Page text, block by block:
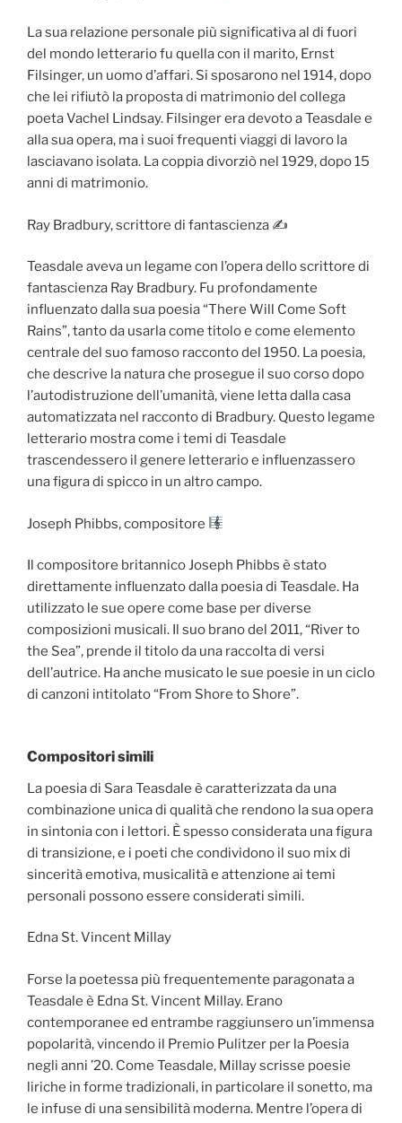
La sua relazione personale più significativa al di fuori
del mondo letterario fu quella con il marito, Ernst
Filsinger, un uomo d’affari. Si sposarono nel 1914, dopo
che lei rifiutò la proposta di matrimonio del collega
poeta Vachel Lindsay. Filsinger era devoto a Teasdale e
alla sua opera, ma i suoi frequenti viaggi di lavoro la
lasciavano isolata. La coppia divorziò nel 1929, dopo 15
anni di matrimonio.
Ray Bradbury, scrittore di fantascienza ✍ ️
Teasdale aveva un legame con l’opera dello scrittore di
fantascienza Ray Bradbury. Fu profondamente
influenzato dalla sua poesia “There Will Come Soft
Rains”, tanto da usarla come titolo e come elemento
centrale del suo famoso racconto del 1950. La poesia,
che descrive la natura che prosegue il suo corso dopo
l’autodistruzione dell’umanità, viene letta dalla casa
automatizzata nel racconto di Bradbury. Questo legame
letterario mostra come i temi di Teasdale
trascendessero il genere letterario e influenzassero
una figura di spicco in un altro campo.
Joseph Phibbs, compositore
Il compositore britannico Joseph Phibbs è stato
direttamente influenzato dalla poesia di Teasdale. Ha
utilizzato le sue opere come base per diverse
composizioni musicali. Il suo brano del 2011, “River to
the Sea”, prende il titolo da una raccolta di versi
dell’autrice. Ha anche musicato le sue poesie in un ciclo
di canzoni intitolato “From Shore to Shore”.
Compositori simili
La poesia di Sara Teasdale è caratterizzata da una
combinazione unica di qualità che rendono la sua opera
in sintonia con i lettori. È spesso considerata una figura
di transizione, e i poeti che condividono il suo mix di
sincerità emotiva, musicalità e attenzione ai temi
personali possono essere considerati simili.
Edna St. Vincent Millay
Forse la poetessa più frequentemente paragonata a
Teasdale è Edna St. Vincent Millay. Erano
contemporanee ed entrambe raggiunsero un’immensa
popolarità, vincendo il Premio Pulitzer per la Poesia
negli anni ’20. Come Teasdale, Millay scrisse poesie
liriche in forme tradizionali, in particolare il sonetto, ma
le infuse di una sensibilità moderna. Mentre l’opera di